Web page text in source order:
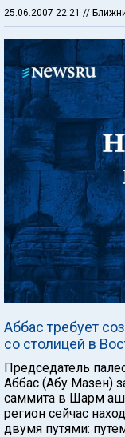
25.06.2007 22:21 //
Аббас требует
со столицей в
Председатель
Аббас (Абу Мазен)
саммита в Шарм
регион сейчас
двумя путями: